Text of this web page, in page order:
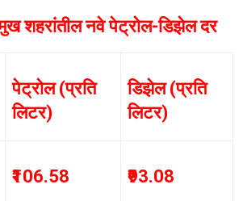
शहरांतील नवे पेट्रोल-डिझेल दर
पेट्रोल (प्रति
लिटर)
डिझेल (प्रति
लिटर)
₹106.58 ₹93.08